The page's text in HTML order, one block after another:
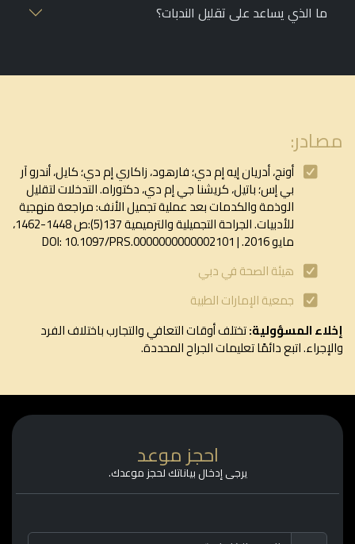
ما الذي يساعد على تقليل الندبات؟
مصادر:
أونج، أدريان إيه إم دي؛ فارهود، زاكاري إم دي؛ كايل، أندرو آر
بي إس؛ باتيل، كريشنا جي إم دي، دكتوراه. التدخلات لتقليل
الوذمة والكدمات بعد عملية تجميل الأنف: مراجعة منهجية
للأدبيات. الجراحة التجميلية والترميمية 137(5):ص 1448-1462،
مايو 2016. | DOI: 10.1097/PRS.0000000000002101
هيئة الصحة في دبي
جمعية الإمارات الطبية
إخلاء المسؤولية:تختلف أوقات التعافي والتجارب باختلاف الفرد
والإجراء. اتبع دائمًا تعليمات الجراح المحددة.
احجز موعد
يرجى إدخال بياناتك لحجز موعدك.